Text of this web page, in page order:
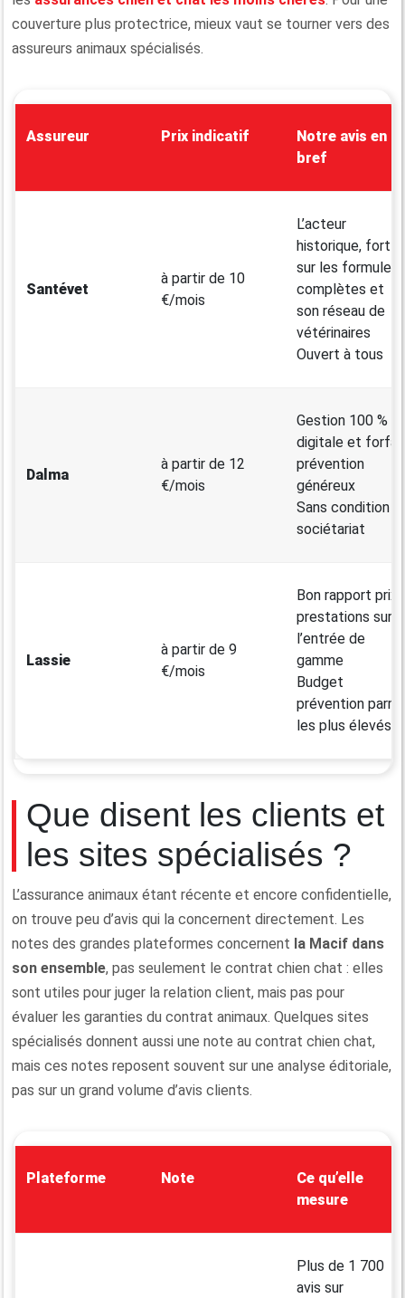
couverture plus protectrice, mieux vaut se tourner vers des
assureurs animaux spécialisés.
Assureur Prix indicatif
Notre avis en
bref
Santévet
à partir de 10
€/mois
L’acteur
historique, fort
sur les formules
complètes et
son réseau de
vétérinaires
Ouvert à tous
Dalma
à partir de 12
€/mois
Gestion 100 %
digitale et
prévention
généreux
Sans condition
sociétariat
Lassie
à partir de 9
€/mois
Bon rapport prix-
prestations sur
l’entrée de
gamme
Budget
prévention parmi
les plus élevés
Que disent les clients et
les sites spécialisés ?
L’assurance animaux étant récente et encore confidentielle,
on trouve peu d’avis qui la concernent directement. Les
notes des grandes plateformes concernent la Macif dans
son ensemble, pas seulement le contrat chien chat : elles
sont utiles pour juger la relation client, mais pas pour
évaluer les garanties du contrat animaux. Quelques sites
spécialisés donnent aussi une note au contrat chien chat,
mais ces notes reposent souvent sur une analyse éditoriale,
pas sur un grand volume d’avis clients.
Plateforme Note
Ce qu’elle
mesure
Plus de 1 700
avis sur